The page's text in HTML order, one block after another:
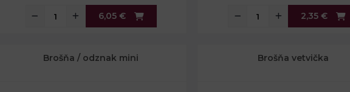
6,05 € 2,35 €
Brošňa / odznak mini Brošňa vetvička